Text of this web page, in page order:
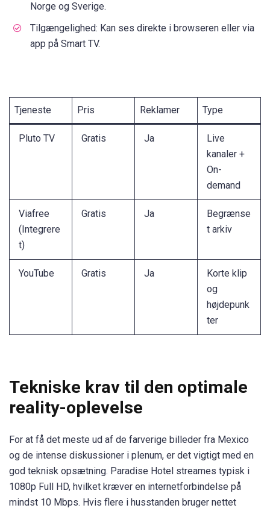
Norge og Sverige.
Tilgængelighed: Kan ses direkte i browseren eller via
app på Smart TV.
Tjeneste Pris Reklamer Type
Pluto TV Gratis Ja
Live
kanaler +
On-
demand
Viafree
(Integrere
t)
Gratis Ja
Begrænse
t arkiv
YouTube Gratis Ja
Korte klip
og
højdepunk
ter
Tekniske krav til den optimale
reality-oplevelse
For at få det meste ud af de farverige billeder fra Mexico
og de intense diskussioner i plenum, er det vigtigt med en
god teknisk opsætning. Paradise Hotel streames typisk i
1080p Full HD, hvilket kræver en internetforbindelse på
mindst 10 Mbps. Hvis flere i husstanden bruger nettet